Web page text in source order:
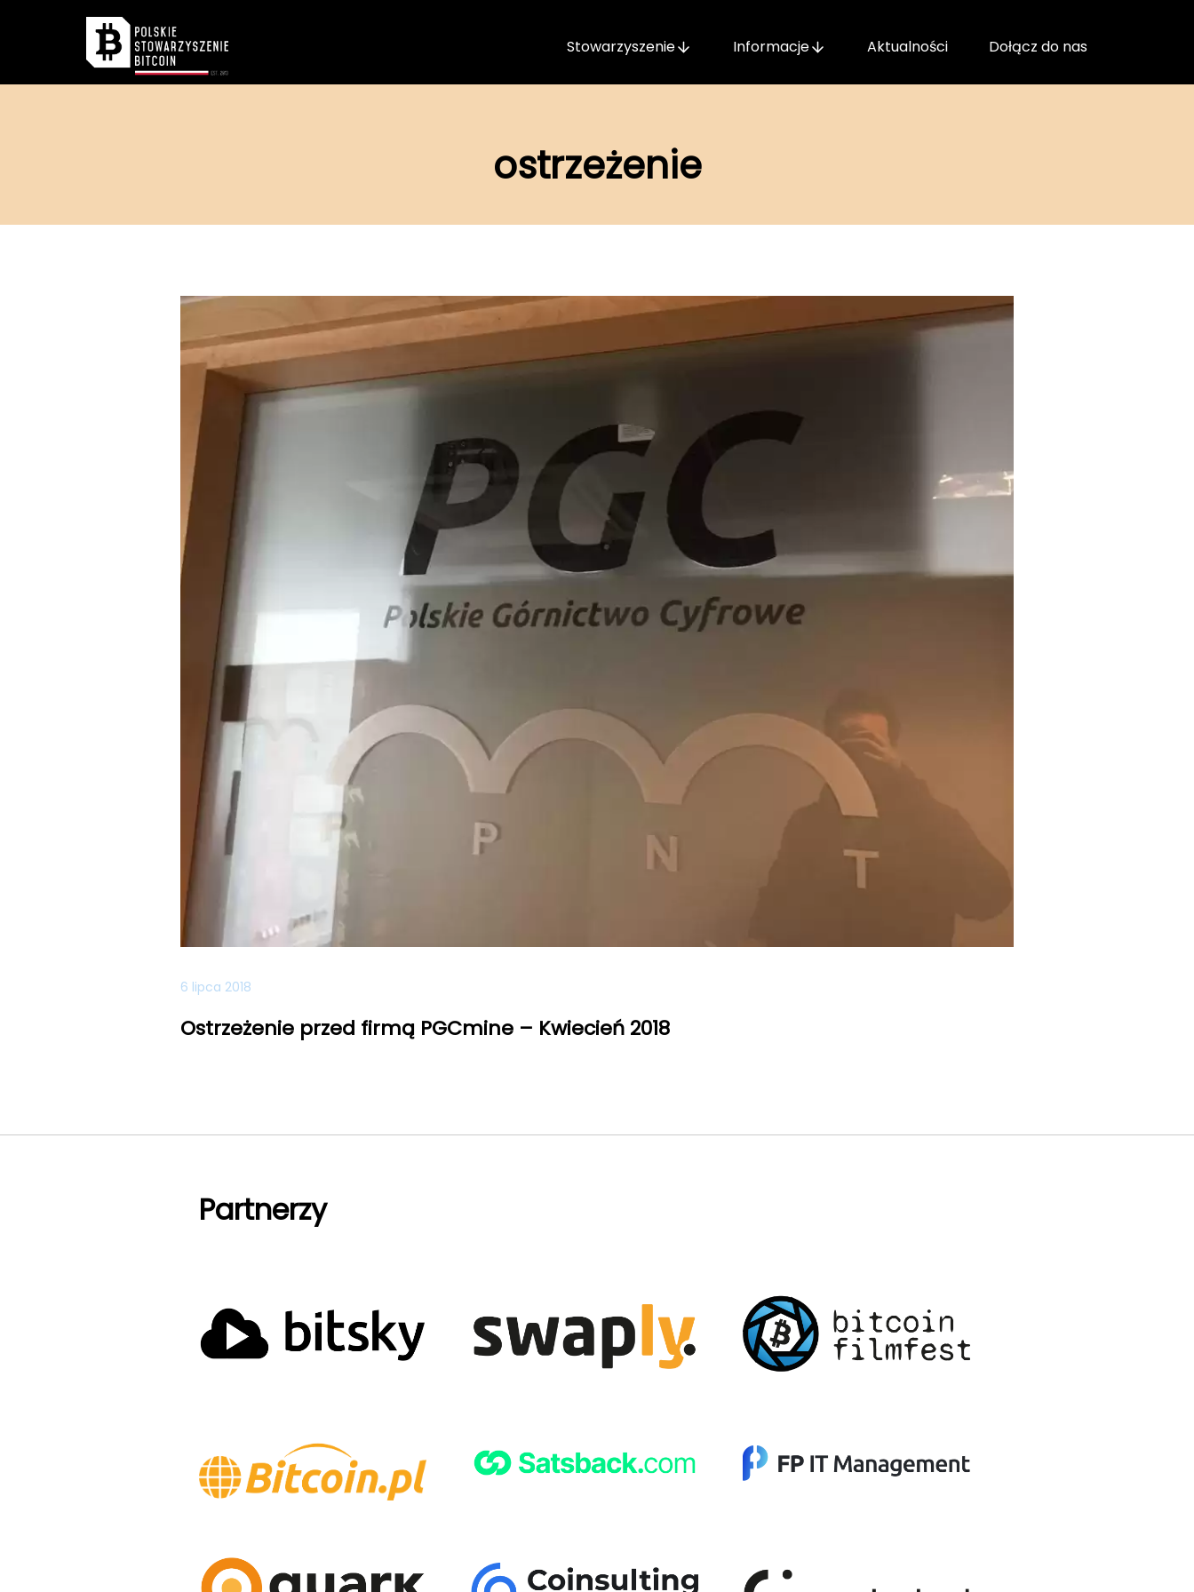
Stowarzyszenie Informacje Aktualności Dołącz do nas
ostrzeżenie
6 lipca 2018
Ostrzeżenie przed firmą PGCmine – Kwiecień 2018
Partnerzy